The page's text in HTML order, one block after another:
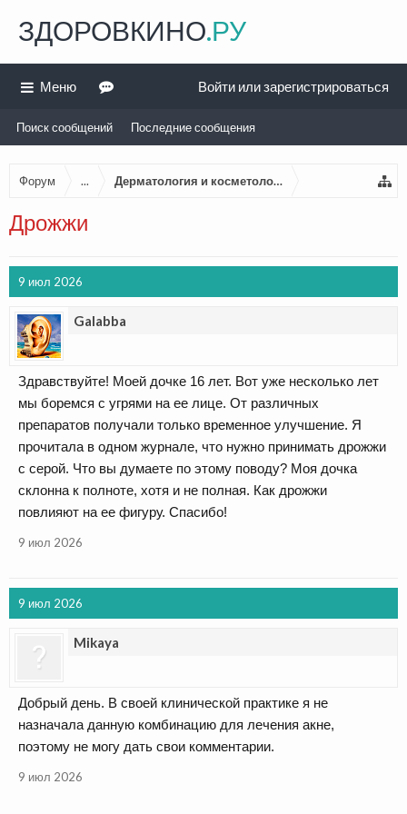
Форум ... Дерматология и косметология
Дрожжи
9 июл 2026
Galabba
Здравствуйте! Моей дочке 16 лет. Вот уже несколько лет
мы боремся с угрями на ее лице. От различных
препаратов получали только временное улучшение. Я
прочитала в одном журнале, что нужно принимать дрожжи
с серой. Что вы думаете по этому поводу? Моя дочка
склонна к полноте, хотя и не полная. Как дрожжи
повлияют на ее фигуру. Спасибо!
9 июл 2026
9 июл 2026
Mikaya
Добрый день. В своей клинической практике я не
назначала данную комбинацию для лечения акне,
поэтому не могу дать свои комментарии.
9 июл 2026
ЗДОРОВКИНО.РУ
Меню
Поиск сообщений Последние сообщения
Войти или зарегистрироваться